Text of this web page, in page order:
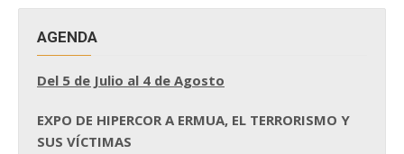
AGENDA
Del 5 de Julio al 4 de Agosto
EXPO DE HIPERCOR A ERMUA, EL TERRORISMO Y
SUS VÍCTIMAS